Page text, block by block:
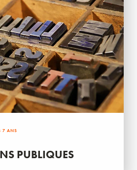
7 ANS
PUBLIQUES